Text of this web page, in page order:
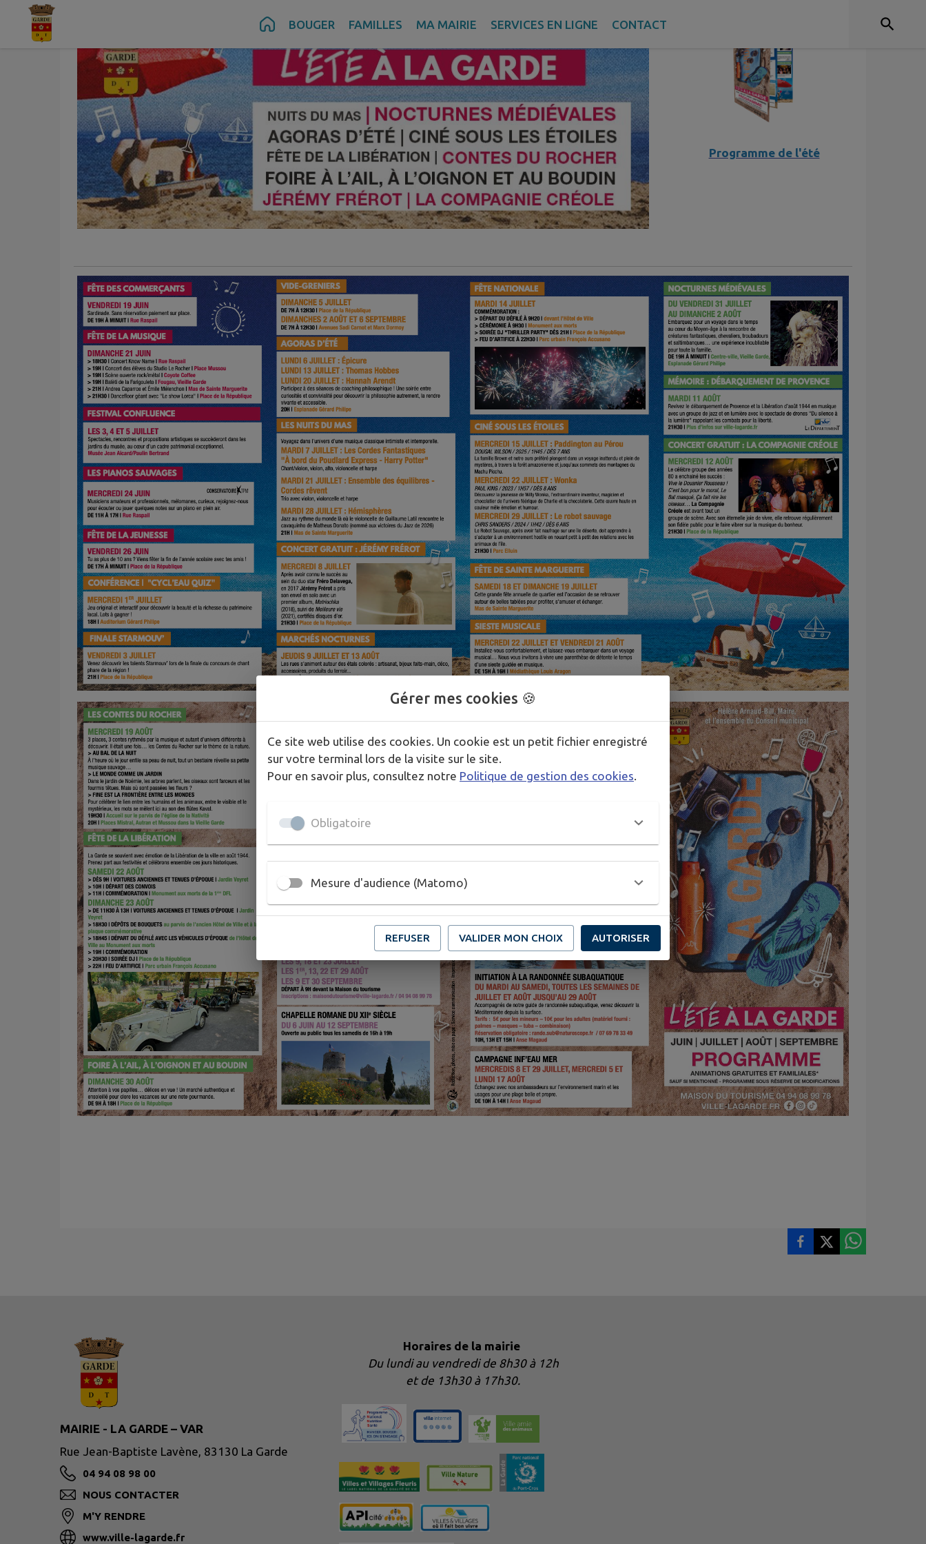
Contenu Pied de page BOUGER FAMILLES MA MAIRIE SERVICES EN LIGNE CONTACT
Programme de l'été
MAIRIE - LA GARDE – VAR
Rue Jean-Baptiste Lavène, 83130 La Garde
04 94 08 98 00
NOUS CONTACTER
M'Y RENDRE
www.ville-lagarde.fr
Horaires de la mairie
Du lundi au vendredi de 8h30 à 12h
et de 13h30 à 17h30.
Gérer mes cookies 🍪
Ce site web utilise des cookies. Un cookie est un petit fichier enregistré
sur votre terminal lors de la visite sur le site.
Pour en savoir plus, consultez notre Politique de gestion des cookies
Obligatoire
Mesure d'audience (Matomo)
REFUSER VALIDER MON CHOIX AUTORISER